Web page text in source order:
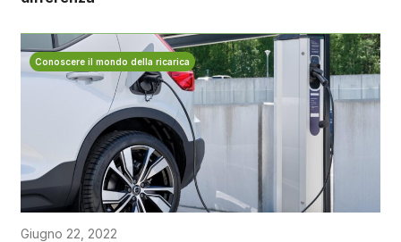
Conoscere il mondo della ricarica
Giugno 22, 2022